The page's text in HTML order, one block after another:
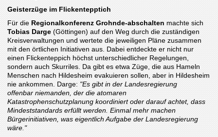
Geisterzüge im Flickentepptich
Für die Regionalkonferenz Grohnde-abschalten machte sich
Tobias Darge (Göttingen) auf den Weg durch die zuständigen
Kreisverwaltungen und wertete die jeweiligen Pläne zusammen
mit den örtlichen Initiativen aus. Dabei entdeckte er nicht nur
einen Flickenteppich höchst unterschied­licher Regelungen,
sondern auch Skurriles. Da gibt es etwa Züge, die aus Hameln
Menschen nach Hildesheim evakuieren sollen, aber in Hildesheim
nie ankommen. Darge: "Es gibt in der Landes­regierung
offenbar niemanden, der die atomaren
Katastrophenschutzplanung koordiniert oder darauf achtet, dass
Mindeststandards erfüllt werden. Einmal mehr machen
Bürgerinitiativen, was eigentlich Aufgabe der Landesregierung
wäre."